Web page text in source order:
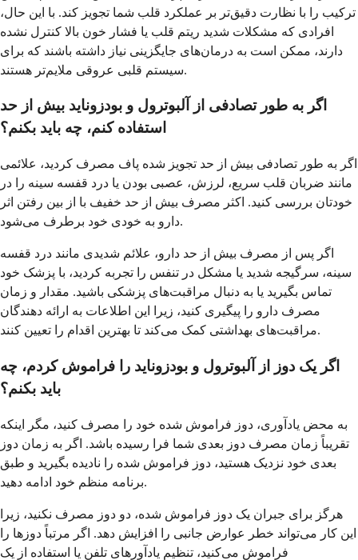
ترکیب را با نظارت دقیق‌تر بر عملکرد قلب شما تجویز کند. با این حال،
افرادی که مشکلات شدید ریتم قلب یا فشار خون بالا کنترل نشده
دارند، ممکن است به درمان‌های جایگزینی نیاز داشته باشند که برای
سیستم قلبی عروقی ملایم‌تر هستند.
اگر به طور تصادفی از آلبوترول و بودزوناید بیش از حد
استفاده کنم، چه باید بکنم؟
اگر به طور تصادفی بیش از حد تجویز شده پاف مصرف کردید، علائمی
مانند ضربان قلب سریع، لرزش، عصبی بودن یا درد قفسه سینه را در
خودتان بررسی کنید. اکثر مصرف بیش از حد خفیف با از بین رفتن اثر
دارو به خودی خود برطرف می‌شود.
اگر پس از مصرف بیش از حد دارو، علائم شدیدی مانند درد قفسه
سینه، سرگیجه شدید یا مشکل در تنفس را تجربه کردید، با پزشک خود
تماس بگیرید یا به دنبال مراقبت‌های پزشکی باشید. مقدار و زمان
مصرف دارو را پیگیری کنید، زیرا این اطلاعات به ارائه دهندگان
مراقبت‌های بهداشتی کمک می‌کند تا بهترین اقدام را تعیین کنند.
اگر یک دوز از آلبوترول و بودزوناید را فراموش کردم، چه
باید بکنم؟
به محض یادآوری، دوز فراموش شده خود را مصرف کنید، مگر اینکه
تقریباً زمان مصرف دوز بعدی شما فرا رسیده باشد. اگر به زمان دوز
بعدی خود نزدیک هستید، دوز فراموش شده را نادیده بگیرید و طبق
برنامه منظم خود ادامه دهید.
هرگز برای جبران یک دوز فراموش شده، دو دوز مصرف نکنید، زیرا
این کار می‌تواند خطر عوارض جانبی را افزایش دهد. اگر مرتباً دوزها را
فراموش می‌کنید، تنظیم یادآورهای تلفن یا استفاده از یک